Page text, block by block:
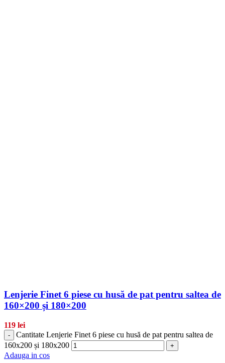
Lenjerie Finet 6 piese cu husă de pat pentru saltea de
160×200 și 180×200
119 lei
-
Cantitate Lenjerie Finet 6 piese cu husă de pat pentru saltea de
160x200 și 180x200
+
Adauga in cos